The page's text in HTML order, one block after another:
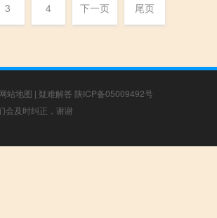
3 4 下一页 尾页
站地图 | 疑难解答 陕ICP备05009492号
会及时纠正，谢谢